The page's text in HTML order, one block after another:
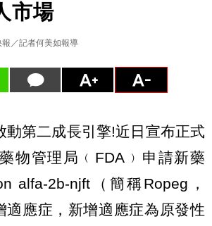
市場
報／記者何美如報導
動第二成長引擎!近日宣布正式
物管理局﹙FDA﹚申請新藥
alfa-2b-njft（簡稱Ropeg，
適應症，新增適應症為原發性